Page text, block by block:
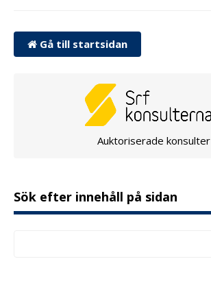
Gå till startsidan
Auktoriserade konsulter
Sök efter innehåll på sidan